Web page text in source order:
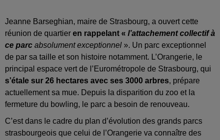
Jeanne Barseghian, maire de Strasbourg, a ouvert cette
réunion de quartier en rappelant « l’attachement collectif à
ce parc absolument exceptionnel ». Un parc exceptionnel
de par sa taille et son histoire notamment. L’Orangerie, le
principal espace vert de l’Eurométropole de Strasbourg, qui
s’étale sur 26 hectares avec ses 3000 arbres, prépare
actuellement sa mue. Depuis la disparition du zoo et la
fermeture du bowling, le parc a besoin de renouveau.
C’est dans le cadre du plan d’évolution des grands parcs
strasbourgeois que celui de l’Orangerie va connaître des